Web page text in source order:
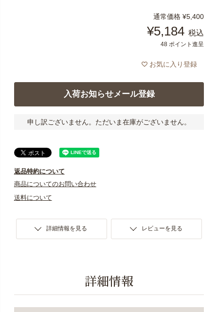
通常価格 ¥5,400
¥5,184 税込
48 ポイント進呈
お気に入り登録
入荷お知らせメール登録
申し訳ございません。ただいま在庫がございません。
返品特約について
商品についてのお問い合わせ
送料について
詳細情報を見る レビューを見る
詳細情報